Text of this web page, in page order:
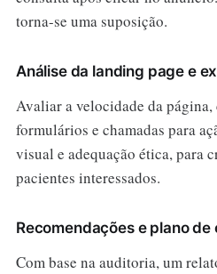
torna-se uma suposição.
Análise da landing page e
Avaliar a velocidade da
formulários e chamadas para
visual e adequação ética, para
pacientes interessados.
Recomendações e plano de
Com base na auditoria, um